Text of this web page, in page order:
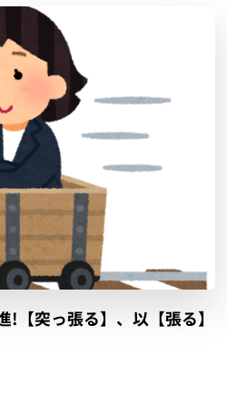
【突っ張る】、以【張る】